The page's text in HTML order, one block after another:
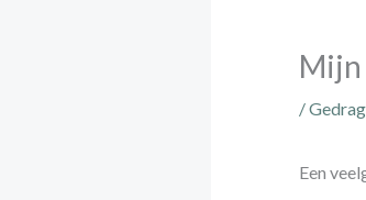
Mijn
/Gedrag
Een